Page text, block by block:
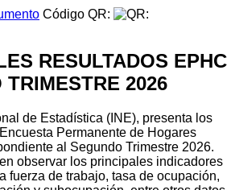
Código QR:
RESULTADOS EPHC
TRIMESTRE 2026
de Estadística (INE), presenta los
Permanente de Hogares
al Segundo Trimestre 2026.
observar los principales indicadores
fuerza de trabajo, tasa de ocupación,